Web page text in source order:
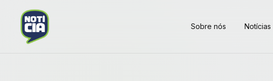
Sobre nós Notícias